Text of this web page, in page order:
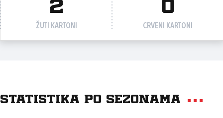
2
ŽUTI KARTONI
0
CRVENI KARTONI
Statistika po sezonama